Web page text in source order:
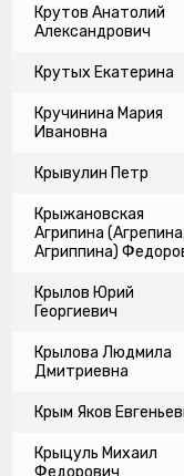
Крутов Анатолий
Александрович
Крутых Екатерина
Кручинина Мария
Ивановна
Крывулин Петр
Крыжановская
Агрипина
Агриппина)
Крылов Юрий
Георгиевич
Крылова Людмила
Дмитриевна
Крым Яков
Крыцуль Михаил
Федорович